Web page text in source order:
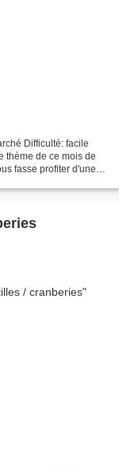
Difficulté: facile
thème de ce mois de
fasse profiter d'une